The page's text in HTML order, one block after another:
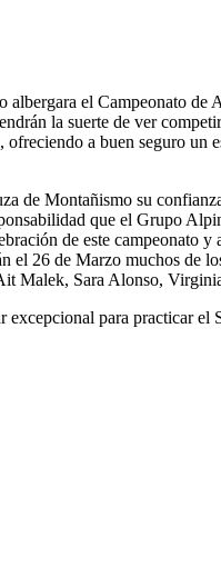
albergara el Campeonato
la suerte de ver
a buen seguro un
de Montañismo su
que el Grupo
de este campeonato
el 26 de Marzo muchos de
Malek, Sara Alonso,
excepcional para practicar